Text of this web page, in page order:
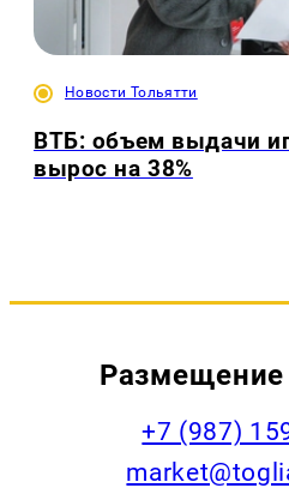
Новости Тольятти
ВТБ: объем выдачи
вырос на 38%
+7 (987)